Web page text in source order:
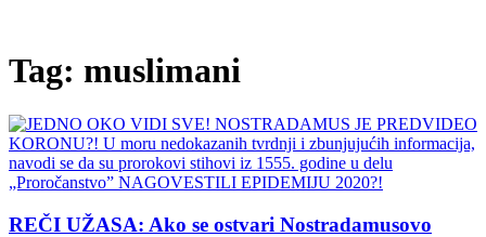
Tag: muslimani
REČI UŽASA: Ako se ostvari Nostradamusovo